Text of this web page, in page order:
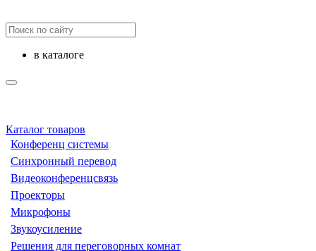
в каталоге
Каталог товаров
Конференц системы
Синхронный перевод
Видеоконференцсвязь
Проекторы
Микрофоны
Звукоусиление
Решения для переговорных комнат